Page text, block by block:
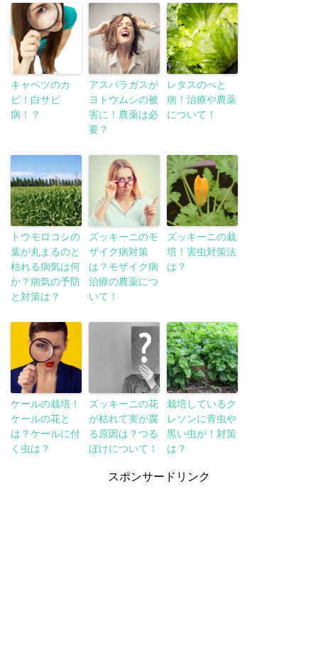
キャベツのカ
ビ！白サビ
病！？
アスパラガスが
ヨトウムシの被
害に！農薬は必
要？
レタスのべと
病！治療や農薬
について！
トウモロコシの
葉が丸まるのと
枯れる病気は何
か？病気の予防
と対策は？
ズッキーニのモ
ザイク病対策
は？モザイク病
治療の農薬につ
いて！
ズッキーニの栽
培！害虫対策法
は？
ケールの栽培！
ケールの花と
は？ケールに付
く虫は？
ズッキーニの花
が枯れて実が腐
る原因は？つる
ぼけについて！
栽培しているク
レソンに青虫や
黒い虫が！対策
は？
スポンサードリンク